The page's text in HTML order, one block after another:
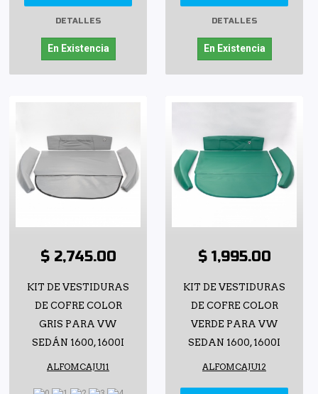
DETALLES
En Existencia
DETALLES
En Existencia
$ 2,745.00
KIT DE VESTIDURAS
DE COFRE COLOR
GRIS PARA VW
SEDÁN 1600, 1600I
ALFOMCAJU11
$ 1,995.00
KIT DE VESTIDURAS
DE COFRE COLOR
VERDE PARA VW
SEDAN 1600, 1600I
ALFOMCAJU12